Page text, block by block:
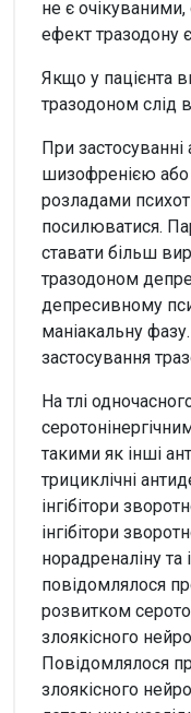
не є очікуваними,
ефект тразодону
Якщо у пацієнта
тразодоном слід
При застосуванні
шизофренією
розладами
посилюватися.
ставати більш
тразодоном
депресивному
маніакальну
застосування
На тлі
такими як інші
трициклічні
інгібітори
інгібітори
норадреналіну та
повідомлялося
розвитком
злоякісного
Повідомлялося
злоякісного